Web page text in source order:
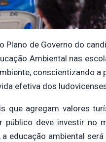
de Governo do
Ambiental nas
conscientizando a
efetiva dos
que agregam valores
deve investir no
educação ambiental